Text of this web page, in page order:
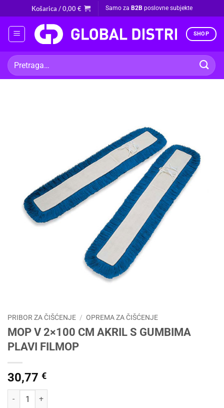
to
content
Košarica /0,00€ Samo za B2B poslovne subjekte
SHOP
Pretraži:
PRIBOR ZA ČIŠĆENJE / OPREMA ZA ČIŠĆENJE
MOP V 2×100 CM AKRIL S GUMBIMA
PLAVI FILMOP
30,77 €
MOP V 2x100 CM AKRIL S GUMBIMA PLAVI FILMOP količina